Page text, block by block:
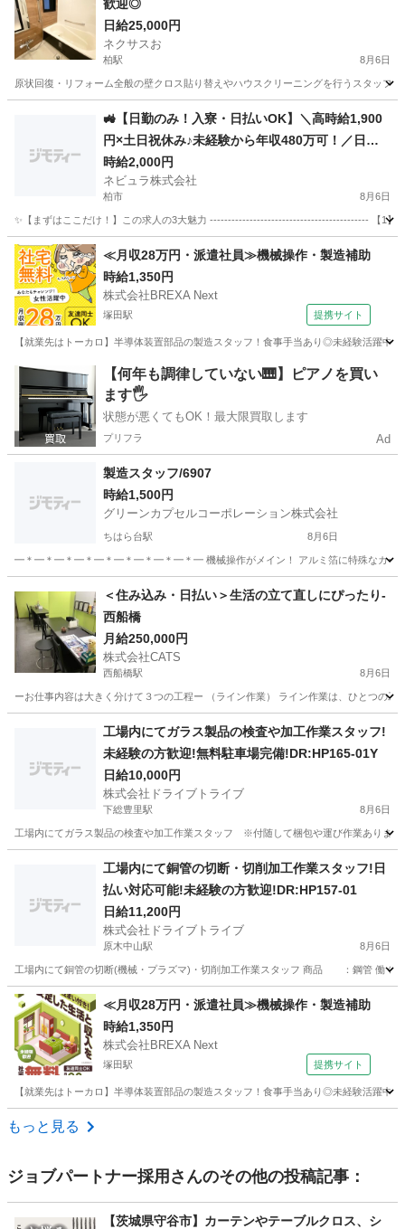
歓迎◎
日給25,000円
ネクサスお
柏駅 8月6日
原状回復・リフォーム全般の壁クロス貼り替えやハウスクリーニングを行うスタッフ
柏駅 軽作業 スタッフ
🚜【日勤のみ！入寮・日払いOK】＼高時給1,900
円×土日祝休み♪未経験から年収480万可！／日払
いOK＆交通費別途支給の大手トラクター・エンジ
ン製造スタッフ［茨城県つくばみらい市］80907
時給2,000円
ネビュラ株式会社
柏市 8月6日
✨【まずはここだけ！】この求人の3大魅力 -------------------------------------------- 【1】
千葉 柏市 軽作業 スタッフ
≪月収28万円・派遣社員≫機械操作・製造補助
時給1,350円
株式会社BREXA Next
塚田駅 提携サイト
【就業先はトーカロ】半導体装置部品の製造スタッフ！食事手当あり◎未経験活躍
千葉 船橋市 塚田駅 その他
【何年も調律していない🎹】ピアノを買い
ます🖐️
状態が悪くてもOK！最大限買取します
プリフラ Ad
製造スタッフ/6907
時給1,500円
グリーンカプセルコーポレーション株式会社
ちはら台駅 8月6日
━＊━＊━＊━＊━＊━＊━＊━＊━＊━ 機械操作がメイン！ アルミ箔に特殊なカーボン
ちはら台駅 軽作業 スタッフ
＜住み込み・日払い＞生活の立て直しにぴったり-
西船橋
月給250,000円
株式会社CATS
西船橋駅 8月6日
ーお仕事内容は大きく分けて３つの工程ー （ライン作業） ライン作業は、ひとつの
西船橋駅 工場 ライン
工場内にてガラス製品の検査や加工作業スタッフ!
未経験の方歓迎!無料駐車場完備!DR:HP165-01Y
日給10,000円
株式会社ドライブトライブ
下総豊里駅 8月6日
工場内にてガラス製品の検査や加工作業スタッフ ※付随して梱包や運び作業あり
下総豊里駅 その他 スタッフ
工場内にて銅管の切断・切削加工作業スタッフ!日
払い対応可能!未経験の方歓迎!DR:HP157-01
日給11,200円
株式会社ドライブトライブ
原木中山駅 8月6日
工場内にて銅管の切断(機械・プラズマ)・切削加工作業スタッフ 商品 ：鋼管 働く
千葉 市川市 原木中山駅 その他 スタッフ
≪月収28万円・派遣社員≫機械操作・製造補助
時給1,350円
株式会社BREXA Next
塚田駅 提携サイト
【就業先はトーカロ】半導体装置部品の製造スタッフ！食事手当あり◎未経験活躍
千葉 船橋市
もっと見る
ジョブパートナー採用 さんのその他の投稿記事：
【茨城県守谷市】カーテンやテーブルクロス、シ